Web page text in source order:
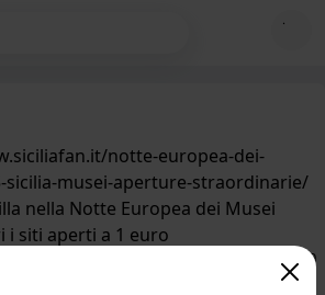
notte-europea-dei-
sicilia-musei-aperture-straordinarie/
nella Notte Europea dei Musei
i siti aperti a 1 euro
/50